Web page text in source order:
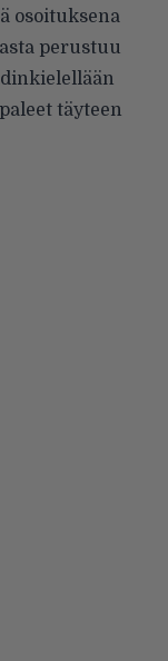
osoituksena
perustuu
täyteen